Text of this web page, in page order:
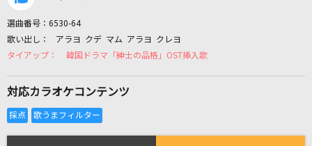
カラオケリクエスト
リアルタイムで歌われている曲の一覧
選曲番号： 6530-64
アラヨ クデ マム アラヨ クレヨ
韓国ドラマ「紳士の品格」OST挿入歌
対応カラオケコンテンツ